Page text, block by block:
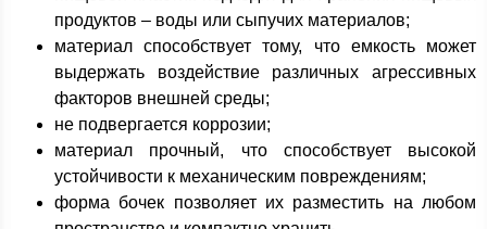
продуктов – воды или сыпучих материалов;
материал способствует тому, что емкость может
выдержать воздействие различных агрессивных
факторов внешней среды;
не подвергается коррозии;
материал прочный, что способствует высокой
устойчивости к механическим повреждениям;
форма бочек позволяет их разместить на любом